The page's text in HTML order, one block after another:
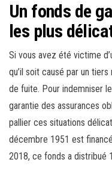
Un fonds de
les plus
Si vous avez été victime
qu’il soit causé par un
de fuite. Pour indemniser
garantie des assurances
pallier ces situations
décembre 1951 est
2018, ce fonds a distribué